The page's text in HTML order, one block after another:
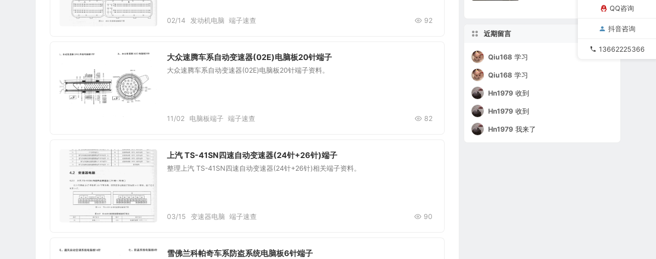
02/14 92
发动机电脑 端子速查
大众速腾车系自动变速器(02E)电脑板20针端子
大众速腾车系自动变速器(02E)电脑板20针端子资料。
11/02 82
电脑板端子 端子速查
上汽 TS-41SN四速自动变速器(24针+26针)端子
整理上汽 TS-41SN四速自动变速器(24针+26针)相关端子资料。
03/15 90
变速器电脑 端子速查
雪佛兰科帕奇车系防盗系统电脑板6针端子
近期留言
Qiu168 学习
Qiu168 学习
Hn1979 收到
Hn1979 收到
Hn1979 我来了
QQ咨询
抖音咨询
13662225366